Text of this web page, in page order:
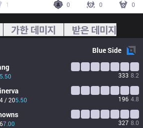
1
0
0 0
가한 데미지 받은 데미지
BlueSide
5.50 333 8.2
/ 205.50 196 4.8
7.00 327 8.0